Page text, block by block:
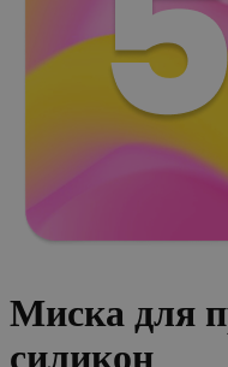
Миска для
силикон